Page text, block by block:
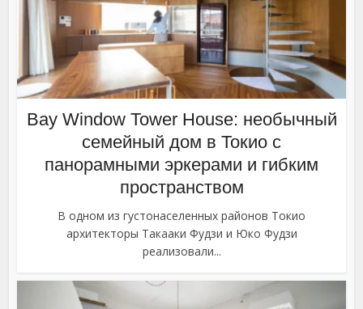
Bay Window Tower House: необычный
семейный дом в Токио с
панорамными эркерами и гибким
пространством
В одном из густонаселенных районов Токио
архитекторы Такааки Фудзи и Юко Фудзи
реализовали...